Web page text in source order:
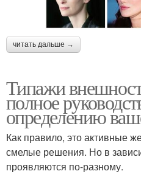
читать дальше →
Типажи
полное
определению
Как правило, это активные
смелые решения. Но в
проявляются по-разному.